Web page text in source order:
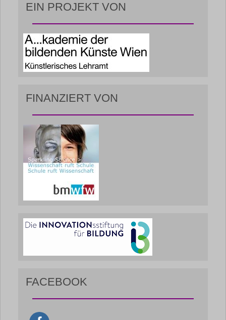
EIN PROJEKT VON
FINANZIERT VON
FACEBOOK